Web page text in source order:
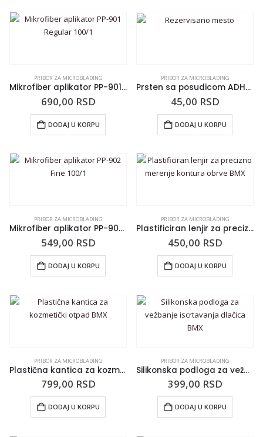
PRIBOR ZA MICROBLADING
Mikrofiber aplikator PP-901 Regular 100/1
690,00 RSD
DODAJ U KORPU
PRIBOR ZA MICROBLADING
Prsten sa posudicom ADHR 10/1
45,00 RSD
DODAJ U KORPU
PRIBOR ZA MICROBLADING
Mikrofiber aplikator PP-902 Fine 100/1
549,00 RSD
DODAJ U KORPU
PRIBOR ZA MICROBLADING
Plastificiran lenjir za precizno merenje kontura obrve BMX
450,00 RSD
DODAJ U KORPU
PRIBOR ZA MICROBLADING
Plastična kantica za kozmetički otpad BMX
799,00 RSD
DODAJ U KORPU
PRIBOR ZA MICROBLADING
Silikonska podloga za vežbanje iscrtavanja dlačica BMX
399,00 RSD
DODAJ U KORPU